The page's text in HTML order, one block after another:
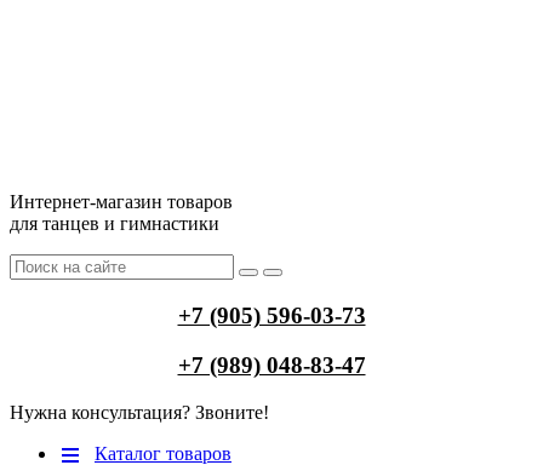
Интернет-магазин товаров
для танцев и гимнастики
+7 (905) 596-03-73
+7 (989) 048-83-47
Нужна консультация? Звоните!
Меню
Каталог товаров